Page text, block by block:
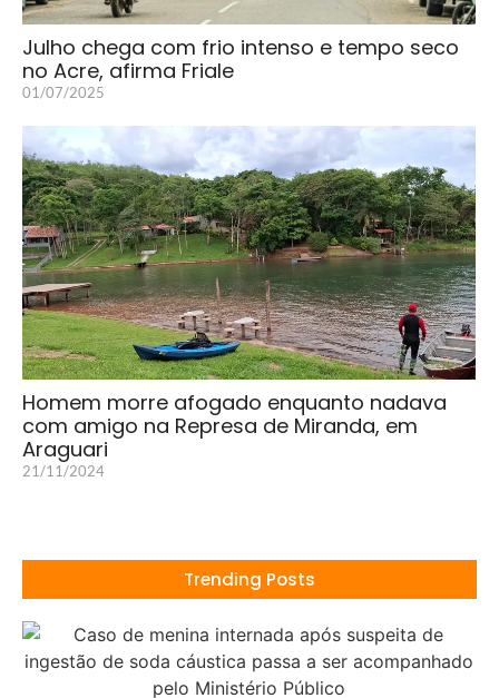
Julho chega com frio intenso e tempo seco
no Acre, afirma Friale
01/07/2025
Homem morre afogado enquanto nadava
com amigo na Represa de Miranda, em
Araguari
21/11/2024
Trending Posts